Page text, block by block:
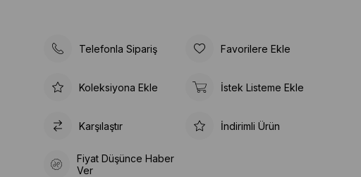
Telefonla Sipariş Favorilere Ekle
Koleksiyona Ekle İstek Listeme Ekle
Karşılaştır İndirimli Ürün
Fiyat Düşünce Haber
Ver